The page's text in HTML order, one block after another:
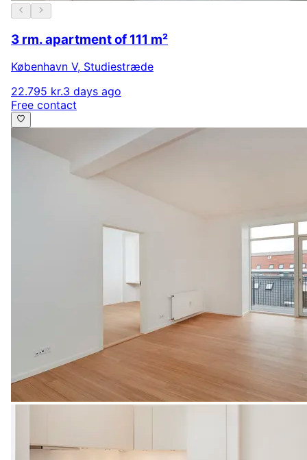
3 rm. apartment of 111 m²
København V, Studiestræde
22.795 kr.3 days ago
Free contact